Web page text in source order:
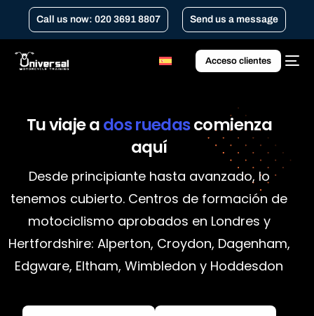
Call us now: 020 3691 8807 Send us a message
Acceso clientes
Tuviajeadosruedascomienza
aquí
Desde principiante hasta avanzado, lo
tenemos cubierto. Centros de formación de
motociclismo aprobados en Londres y
Hertfordshire: Alperton, Croydon, Dagenham,
Edgware, Eltham, Wimbledon y Hoddesdon